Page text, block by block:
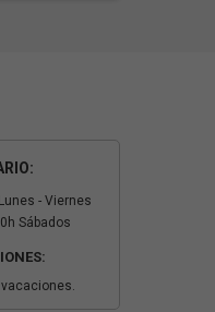
- Viernes
Sábados
vacaciones.